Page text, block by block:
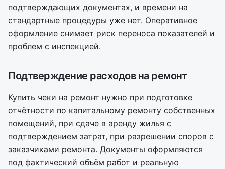
подтверждающих документах, и времени на
стандартные процедуры уже нет. Оперативное
оформление снимает риск переноса показателей и
проблем с инспекцией.
Подтверждение расходов на ремонт
Купить чеки на ремонт нужно при подготовке
отчётности по капитальному ремонту собственных
помещений, при сдаче в аренду жилья с
подтверждением затрат, при разрешении споров с
заказчиками ремонта. Документы оформляются
под фактический объём работ и реальную